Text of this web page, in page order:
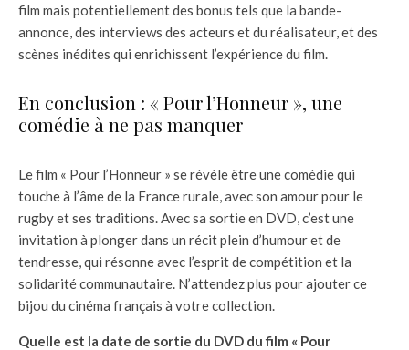
film mais potentiellement des bonus tels que la bande-
annonce, des interviews des acteurs et du réalisateur, et des
scènes inédites qui enrichissent l’expérience du film.
En conclusion : « Pour l’Honneur », une
comédie à ne pas manquer
Le film « Pour l’Honneur » se révèle être une comédie qui
touche à l’âme de la France rurale, avec son amour pour le
rugby et ses traditions. Avec sa sortie en DVD, c’est une
invitation à plonger dans un récit plein d’humour et de
tendresse, qui résonne avec l’esprit de compétition et la
solidarité communautaire. N’attendez plus pour ajouter ce
bijou du cinéma français à votre collection.
Quelle est la date de sortie du DVD du film « Pour